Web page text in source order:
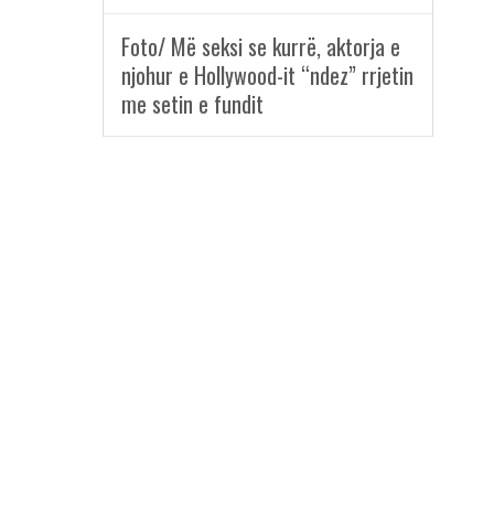
Foto/ Më seksi se kurrë, aktorja e
njohur e Hollywood-it “ndez” rrjetin
me setin e fundit